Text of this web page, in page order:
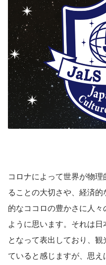
コロナによって世界が物
ることの大切さや、経済
的なココロの豊かさに人
ように思います。それは
となって表出しており、
ていると感じますが、思